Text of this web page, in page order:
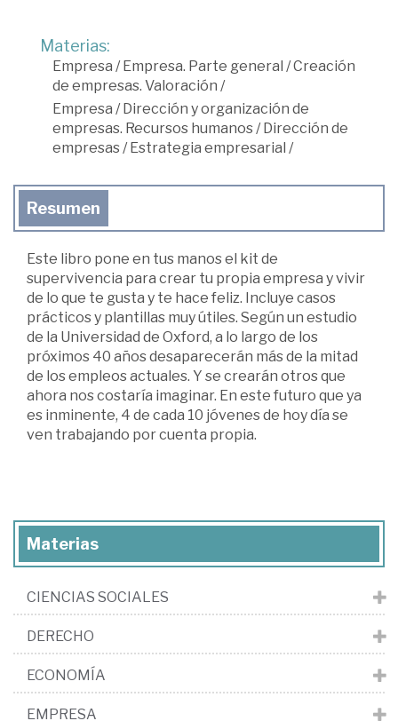
Materias:
Empresa /Empresa. Parte general /Creación
de empresas. Valoración /
Empresa /Dirección y organización de
empresas. Recursos humanos/Dirección de
empresas/Estrategia empresarial /
Resumen
Este libro pone en tus manos el kit de
supervivencia para crear tu propia empresa y vivir
de lo que te gusta y te hace feliz. Incluye casos
prácticos y plantillas muy útiles. Según un estudio
de la Universidad de Oxford, a lo largo de los
próximos 40 años desaparecerán más de la mitad
de los empleos actuales. Y se crearán otros que
ahora nos costaría imaginar. En este futuro que ya
es inminente, 4 de cada 10 jóvenes de hoy día se
ven trabajando por cuenta propia.
Materias
CIENCIAS SOCIALES
DERECHO
ECONOMÍA
EMPRESA